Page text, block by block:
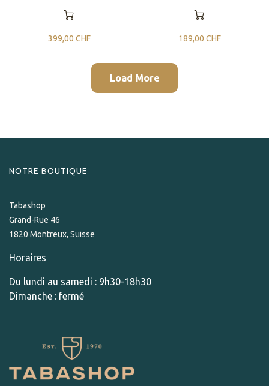
399,00 CHF 189,00 CHF
Load More
NOTRE BOUTIQUE
Tabashop
Grand-Rue 46
1820 Montreux, Suisse
Horaires
Du lundi au samedi : 9h30-18h30
Dimanche : fermé